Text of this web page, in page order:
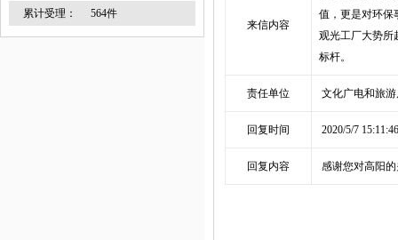
累计受理：
564件
来信内容
值，更是对环保
观光工厂大势所
标杆。
责任单位 文化广电和旅
回复时间 2020/5/7 15:11:46
回复内容 感谢您对高阳